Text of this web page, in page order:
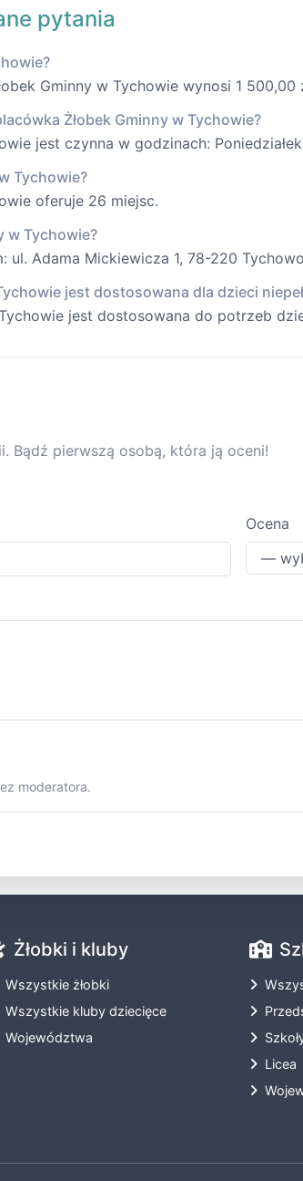
pytania
Gminny w Tychowie wynosi 1 500,00
Żłobek Gminny w Tychowie?
jest czynna w godzinach:
Tychowie?
oferuje 26 miejsc.
w Tychowie?
ul. Adama Mickiewicza 1, 78-220
jest dostosowana dla dzieci
jest dostosowana do potrzeb
Bądź pierwszą osobą, która ją oceni!
Ocena
moderatora.
Żłobki i kluby
Wszystkie żłobki
Wszystkie kluby dziecięce
Województwa
Licea